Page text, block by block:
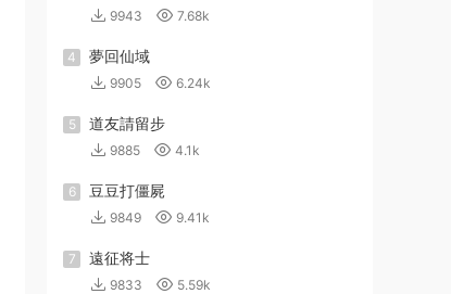
9943 7.68k
4 夢回仙域
9905 6.24k
5 道友請留步
9885 4.1k
6 豆豆打僵屍
9849 9.41k
7 遠征将士
9833 5.59k